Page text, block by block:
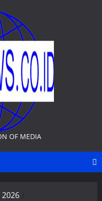
OF MEDIA
2026